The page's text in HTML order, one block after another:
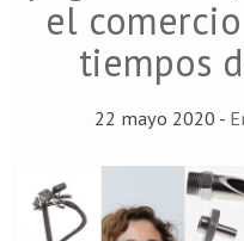
el
tiempos
22 mayo 2020 -